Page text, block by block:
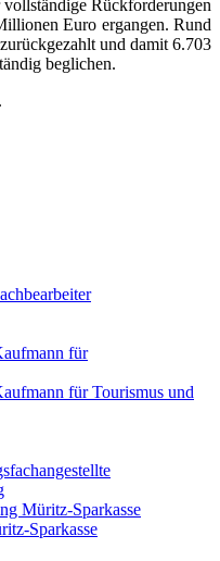
Rückforderungen
Euro ergangen. Rund
und damit 6.703
beglichen.
für
für Tourismus und
Müritz-Sparkasse
Sparkasse